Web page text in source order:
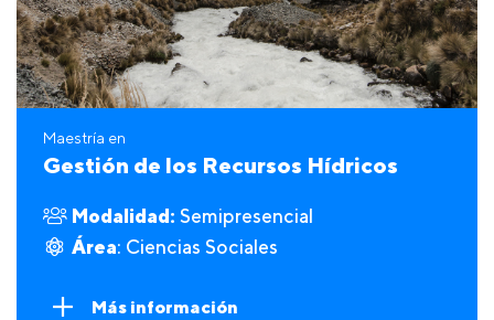
Maestría en
Gestión de los Recursos Hídricos
Modalidad: Semipresencial
Área: Ciencias Sociales
Más información